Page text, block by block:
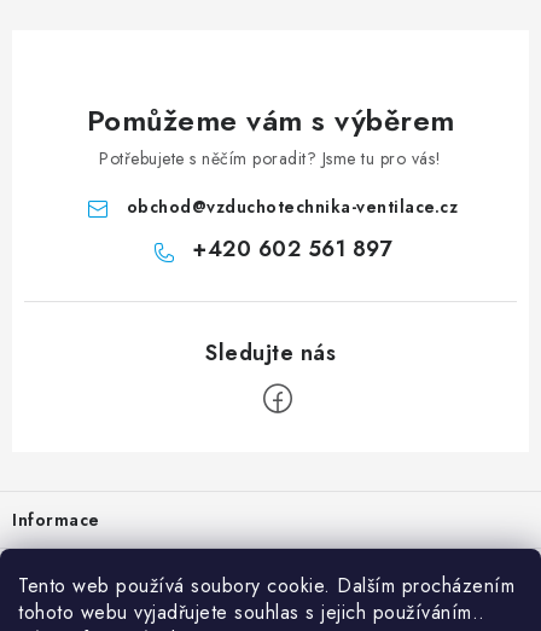
Tento web používá soubory cookie. Dalším procházením
tohoto webu vyjadřujete souhlas s jejich používáním..
Pomůžeme vám s výběrem
Potřebujete s něčím poradit? Jsme tu pro vás!
obchod@vzduchotechnika-ventilace.cz
+420 602 561 897
Informace
Prodejna